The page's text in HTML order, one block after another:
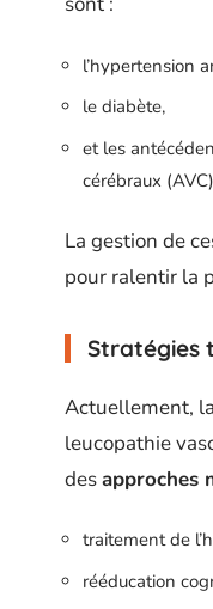
l’hypertension
le diabète,
et les
cérébraux
La gestion de
pour ralentir la
Stratégies
Actuellement,
leucopathie
desapproches
traitement de
rééducation